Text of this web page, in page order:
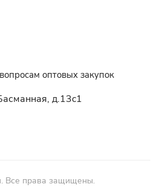
оптовых закупок
д.13c1
Все права защищены.